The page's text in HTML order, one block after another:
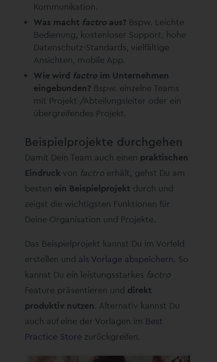
Kommunikation.
Was macht factro aus? Bspw. Leichte
Bedienung, kostenloser Support, hohe
Datenschutz-Standards, vielfältige
Ansichten, mobile App.
Wie wird factro im Unternehmen
eingebunden? Bspw. einzelne Teams
mit Projekt-/Abteilungsleiter oder ein
übergreifendes Projekt.
Beispielprojekte durchgehen
Damit Dein Team auch einen praktischen
Eindruck von factro erhält, gehst Du am
besten ein Beispielprojekt durch und
zeigst die wichtigsten Funktionen für
Deine Organisation und Projekte.
Das Beispielprojekt kannst Du im Vorfeld
erstellen und als Vorlage abspeichern. So
kannst Du ein leistungsstarkes factro
Feature präsentieren und direkt
produktiv nutzen. Alternativ kannst Du
auch auf eine der Vorlagen im Best
Practice Store zurückgreifen.